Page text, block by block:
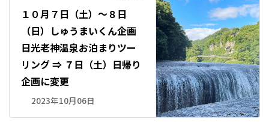
１０月７日（土）～８日
（日）しゅうまいくん企画
日光老神温泉お泊まりツー
リング ⇒ ７日（土）日帰り
企画に変更
2023年10月06日